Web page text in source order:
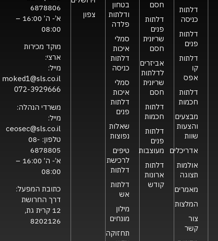
דלתות
כניסה
דלתות
פנים
דלתות
קו
אפס
דלתות
חכמות
מבצעים
והצעות
שוות
אדריכלים
אולמות
תצוגה
מאמרים
המלצות
צור
קשר
חסם
דלתות
פנים
שריונית
חסם
אביזרים
לדלתות
שריונית
חסם
דלתות
חכמות
דלתות
פנים
מעוצבות
דלתות
ארונות
קודש
בטחון
ודלתות
פלדה
סמלי
איכות
דלתות
כניסה
סמלי
איכות
דלתות
פנים
שאלות
נפוצות
טיפים
לרכישת
דלתות
דלתות
אש
מילון
מונחים
תחזוקה
צפון
6878806
א’- ה’ 16:00 –
08:00
מוקד מכירות
ארצי:
מייל:
moked1@sls.co.il
072-3929666
משרדי הנהלה:
מייל:
ceosec@sls.co.il
טלפון: 08-
6878805
א’- ה’ 16:00 –
08:00
כתובת המפעל:
דרך החרושת
12 קרית גת,
8202126